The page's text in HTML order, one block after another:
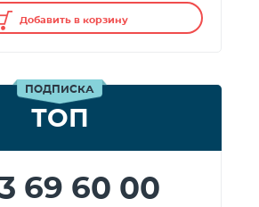
Добавить в корзину
ПОДПИСКА
ТОП
69 60 00